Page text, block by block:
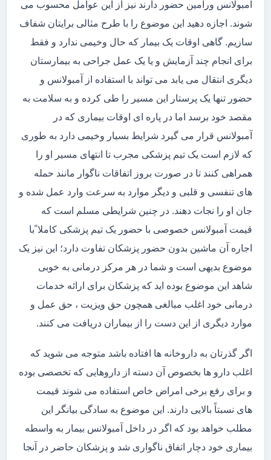
آمبولانس ورامین حضور دارند نیز از این عوامل محسوب می
شوند. اجازه دهید این موضوع را با طرح مثالی برایتان شفاف
سازیم. گاهی اوقات یک بیمار که حال وخیمی ندارد و فقط
برای انجام چند آزمایش و یا یک عمل جراحی به بیمارستان
دیگری انتقال می یابد می تواند با استفاده از آمبولانس و
حضور تنها یک پرستار این مسیر را طی کرده و به سلامت به
مقصد خود برسد اما در پاره ای اوقات بیماری که در
آمبولانس قرار می گیرد شرایط بسیار وخیمی دارد به طوری
که لازم است یک تیم پزشکی مجرب تا انتهای مسیر او را
همراهی کنند تا در صورت بروز اتفاقات ناگوار مانند حمله
های تنفسی و قلبی و دیگر موارد به سرعت وارد عمل شده و
جان او را نجات دهند. در چنین شرایطی مسلم است که
قیمت آمبولانس خصوصی با حضور یک تیم پزشکی کاملا ًبا
اجاره آن ماشین بدون حضور پزشکان تفاوت دارد؛ این نیز یک
موضوع بدیهی است و شما در هر مرکز درمانی به خوبی
شاهد این موضوع بوده اید که پزشکان برای ارائه خدمات
درمانی خود اغلب مبالغی همچون حق ویزیت ، حق عمل و
موارد دیگری از این دست را از بیماران دریافت می کنند.
اگر گذرتان به داروخانه ها افتاده باشد متوجه می شوید که
اغلب دارو ها بخصوص آن دسته از داروهایی که تخصصی بوده
و برای رفع برخی امراض خاص استفاده می شوند قیمت
های نسبتاً بالایی دارند. این موضوع به سادگی بیانگر این
مطلب خواهد بود که اگر در داخل آمبولانس بیمار به واسطه
بیماری خود دچار اتفاق ناگواری شد و پزشکان حاضر در آنجا